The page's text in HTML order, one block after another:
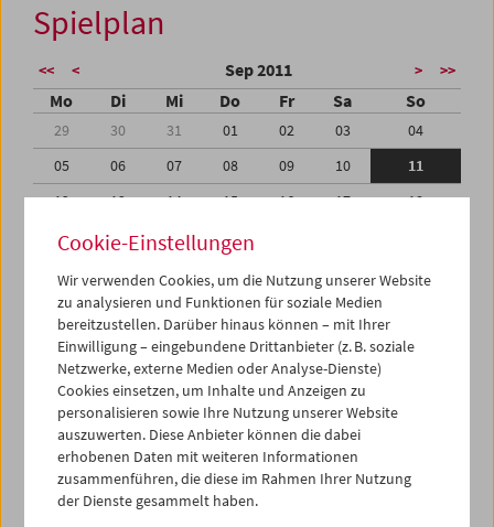
Spielplan
<< < Sep 2011 > >>
Mo Di Mi Do Fr Sa So
29 30 31 01 02 03
04
05
06 07 08 09 10
11
12
13 14 15 16 17
18
19
20 21 22
26
28 30
02
03
04 05 06 07 08
iCalender
Programmheft-PDF
English language or subtitles
< Vorherige Woche
Cookie-Einstellungen
Wir verwenden Cookies, um die Nutzung unserer Website
zu analysieren und Funktionen für soziale Medien
bereitzustellen. Darüber hinaus können – mit Ihrer
Einwilligung – eingebundene Drittanbieter (z. B. soziale
Netzwerke, externe Medien oder Analyse-Dienste)
Cookies einsetzen, um Inhalte und Anzeigen zu
personalisieren sowie Ihre Nutzung unserer Website
auszuwerten. Diese Anbieter können die dabei
erhobenen Daten mit weiteren Informationen
zusammenführen, die diese im Rahmen Ihrer Nutzung
der Dienste gesammelt haben.